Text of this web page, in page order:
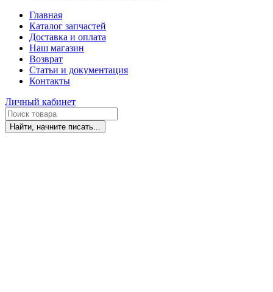
Главная
Каталог запчастей
Доставка и оплата
Наш магазин
Возврат
Статьи и документация
Контакты
Личный кабинет
Найти, начните писать...